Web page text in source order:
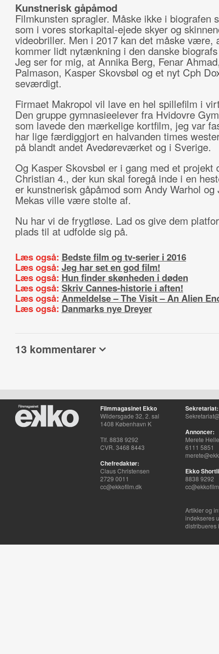
Kunstnerisk gåpåmod
Filmkunsten spragler. Måske ikke i biografen
som i vores storkapital-ejede skyer og
videobriller. Men i 2017 kan det måske være,
kommer lidt nytænkning i den danske
Jeg ser for mig, at Annika Berg, Fenar
Palmason, Kasper Skovsbøl og et nyt Cph
seværdigt.
Firmaet Makropol vil lave en hel spillefilm i
Den gruppe gymnasieelever fra Hvidovre
som lavede den mærkelige kortfilm, jeg var
har lige færdiggjort en halvanden times
på blandt andet Avedøreværket og i Sverige.
Og Kasper Skovsbøl er i gang med et projekt
Christian 4., der kun skal foregå inde i en
er kunstnerisk gåpåmod som Andy Warhol og
Mekas ville være stolte af.
Nu har vi de frygtløse. Lad os give dem
plads til at udfolde sig på.
Læs også: Bedste film og tv-serier i 2016
Læs også: Jeg har set en god film!
Læs også: Hun finder skønheden i døden
Læs også: Skriv Cannes-historie i aften!
Læs også: Anmeldelse – The Visit – An Alien
Læs også: Danmarks nye Dreyer
13 kommentarer
Filmmagasinet Ekko
Wildersgade 32, 2. sal
1408 København K
Tlf. 8838 9292
CVR. 3468 8443
Chefredaktør:
Claus Christensen
2729 0011
cc@ekkofilm.dk
Sekretariat:
Annoncer:
Merete
6111 5851
Ekko
8838 9292
Artikler og
indekseres
distribueres